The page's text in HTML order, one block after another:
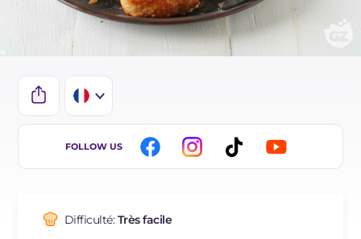
IT
ES
FOLLOW US
Difficulté:Très facile